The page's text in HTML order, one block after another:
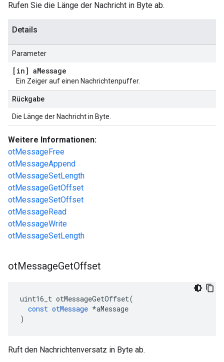
Rufen Sie die Länge der Nachricht in Byte ab.
Details
Parameter
[in] aMessage
Ein Zeiger auf einen Nachrichtenpuffer.
Rückgabe
Die Länge der Nachricht in Byte.
Weitere Informationen:
otMessageFree
otMessageAppend
otMessageSetLength
otMessageGetOffset
otMessageSetOffset
otMessageRead
otMessageWrite
otMessageSetLength
otMessageGetOffset
uint16_t otMessageGetOffset(
const otMessage *aMessage
)
Ruft den Nachrichtenversatz in Byte ab.